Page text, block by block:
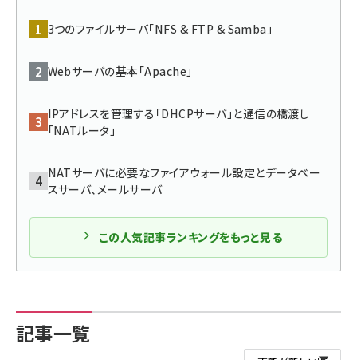
3つのファイルサーバ「NFS & FTP & Samba」
Webサーバの基本「Apache」
IPアドレスを管理する「DHCPサーバ」と通信の橋渡し
「NATルータ」
NATサーバに必要なファイアウォール設定とデータベー
スサーバ、メールサーバ
この人気記事ランキングをもっと見る
記事一覧